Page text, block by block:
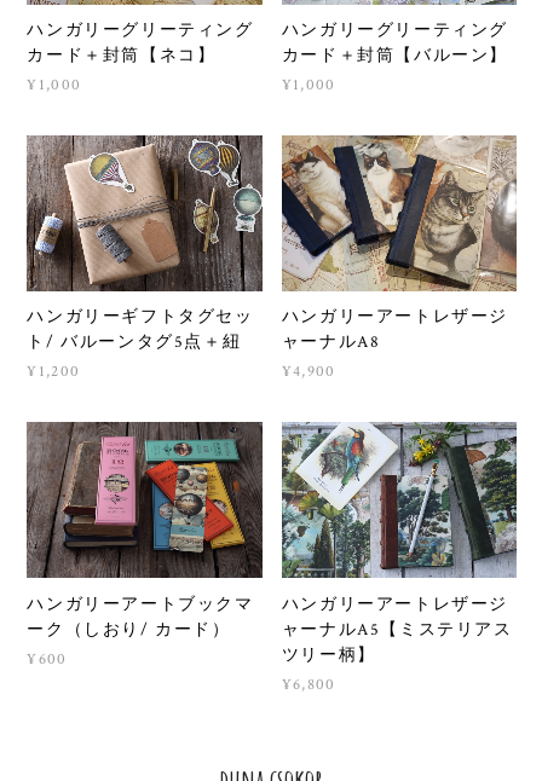
ハンガリーグリーティング
カード＋封筒【ネコ】
¥1,000
ハンガリーグリーティング
カード＋封筒【バルーン】
¥1,000
ハンガリーギフトタグセッ
ト/ バルーンタグ5点＋紐
¥1,200
ハンガリーアートレザージ
ャーナルA8
¥4,900
ハンガリーアートブックマ
ーク（しおり/ カード）
¥600
ハンガリーアートレザージ
ャーナルA5【ミステリアス
ツリー柄】
¥6,800